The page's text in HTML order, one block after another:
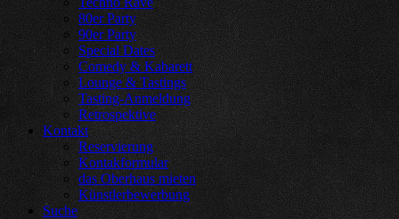
80er Party
90er Party
Special Dates
Comedy & Kabarett
Lounge & Tastings
Tasting-Anmeldung
Retrospektive
Kontakt
Reservierung
Kontakformular
das Oberhaus mieten
Künstlerbewerbung
Suche